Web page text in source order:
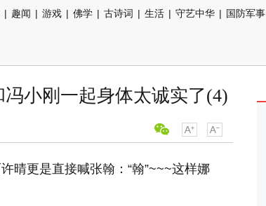
| 趣闻 | 游戏 | 佛学 | 古诗词 | 生活 | 守艺中华 | 国防军事
小刚一起身体太诚实了(4)
晴更是直接喊张翰：“翰”~~~这样娜